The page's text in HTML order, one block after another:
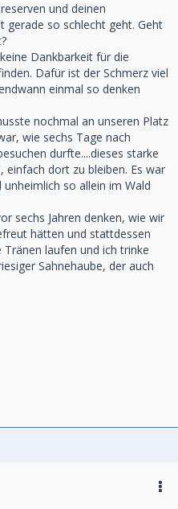
und deinen
gerade so schlecht geht. Geht
Dankbarkeit für die
Dafür ist der Schmerz viel
einmal so denken
nochmal an unseren Platz
wie sechs Tage nach
durfte....dieses starke
einfach dort zu bleiben. Es war
so allein im Wald
sechs Jahren denken, wie wir
hätten und stattdessen
laufen und ich trinke
Sahnehaube, der auch